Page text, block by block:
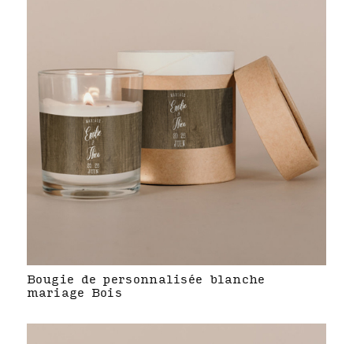
Bougie de personnalisée blanche
mariage Bois